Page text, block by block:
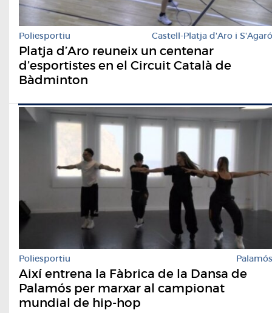
Poliesportiu Castell-Platja d'Aro i S'Agaró
Platja d’Aro reuneix un centenar
d’esportistes en el Circuit Català de
Bàdminton
Poliesportiu Palamós
Així entrena la Fàbrica de la Dansa de
Palamós per marxar al campionat
mundial de hip-hop